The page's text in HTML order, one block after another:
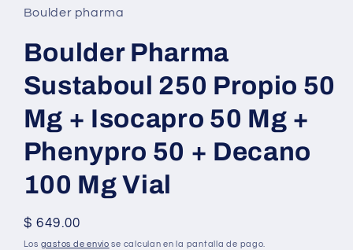
1
en
ventana
modal
Boulder pharma
Boulder Pharma
Sustaboul 250 Propio 50
Mg + Isocapro 50 Mg +
Phenypro 50 + Decano
100 Mg Vial
Precio
habitual
$ 649.00
Los gastos de envío se calculan en la pantalla de pago.